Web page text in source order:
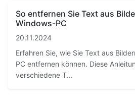
So entfernen Sie Text aus
Windows-PC
20.11.2024
Erfahren Sie, wie Sie Text aus
PC entfernen können. Diese
verschiedene T...